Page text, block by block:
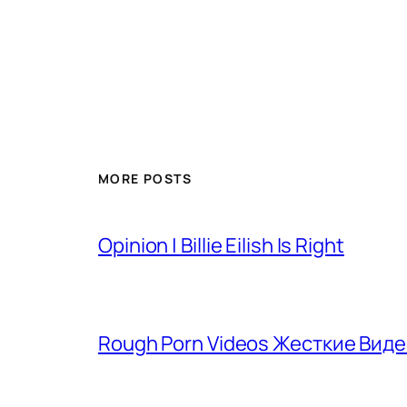
MORE POSTS
Opinion | Billie Eilish Is Right
Rough Porn Videos Жесткие